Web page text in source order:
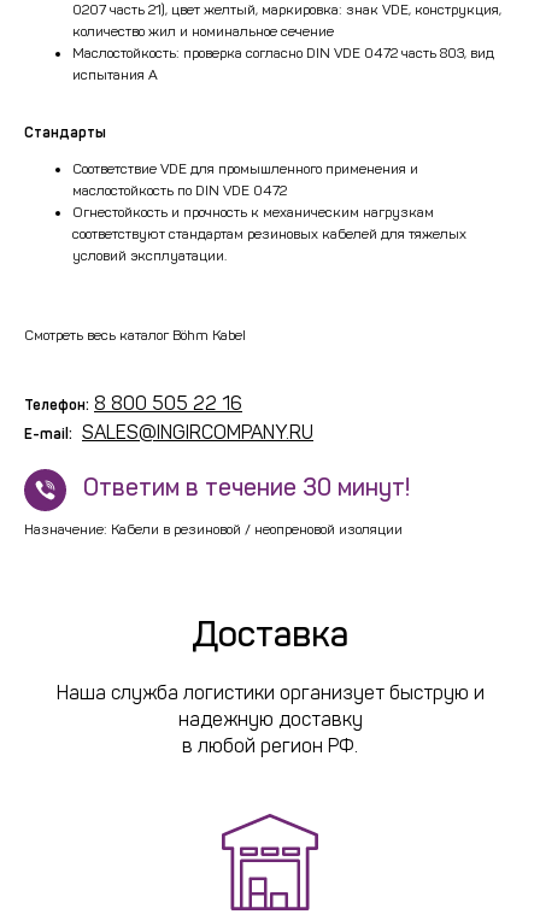
0207 часть 21), цвет желтый, маркировка: знак VDE, конструкция,
количество жил и номинальное сечение
Маслостойкость: проверка согласно DIN VDE 0472 часть 803, вид
испытания A
Стандарты
Соответствие VDE для промышленного применения и
маслостойкость по DIN VDE 0472
Огнестойкость и прочность к механическим нагрузкам
соответствуют стандартам резиновых кабелей для тяжелых
условий эксплуатации.
Смотреть весь каталог Böhm Kabel
Телефон: 8 800 505 22 16
E-mail: SALES@INGIRCOMPANY.RU
! Ответим в течение 30 минут!
Назначение: Кабели в резиновой / неопреновой изоляции
Доставка
Наша служба логистики организует быструю и
надежную доставку
в любой регион РФ.